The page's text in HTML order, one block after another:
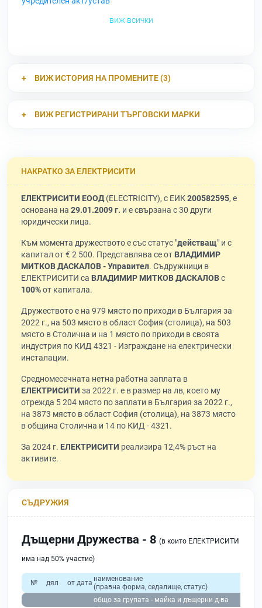
виж всички
ВИЖ ИСТОРИЯ НА ПРОМЕНИТЕ (3)
ВИЖ РЕГИСТРИРАНИ ТЪРГОВСКИ МАРКИ
НАКРАТКО ЗА ЕЛЕКТРИСИТИ
ЕЛЕКТРИСИТИ ЕООД(ELECTRICITY), с ЕИК200582595, е
основана на 29.01.2009 г. и е свързана с 30 други
юридически лица.
Към момента дружеството е със статус "действащ" и с
капитал от € 2 500. Представлява се от ВЛАДИМИР
МИТКОВ ДАСКАЛОВ - Управител. Съдружници в
ЕЛЕКТРИСИТИ са ВЛАДИМИР МИТКОВ ДАСКАЛОВс
100%от капитала.
Дружеството е на 979 място по приходи в България за
2022 г., на 503 място в област София (столица), на 503
място в Столична и на 1 място по приходи в своята
индустрия по КИД 4321 - Изграждане на електрически
инсталации.
Средномесечната нетна работна заплата в
ЕЛЕКТРИСИТИ за 2022 г. е в размер на лв, което му
отрежда 5 204 място по заплати в България за 2022 г.,
на 3873 място в област София (столица), на 3873 място
в община Столична и 14 по КИД - 4321.
За 2024 г. ЕЛЕКТРИСИТИ реализира 12,4% ръст на
активите.
СЪДРУЖИЯ
Дъщерни Дружества - 8 (в които ЕЛЕКТРИСИТИ
има над 50% участие)
№ дял от дата наименование
(правна форма, седалище, статус)
общо за групата - майка и дъщерни д-ва